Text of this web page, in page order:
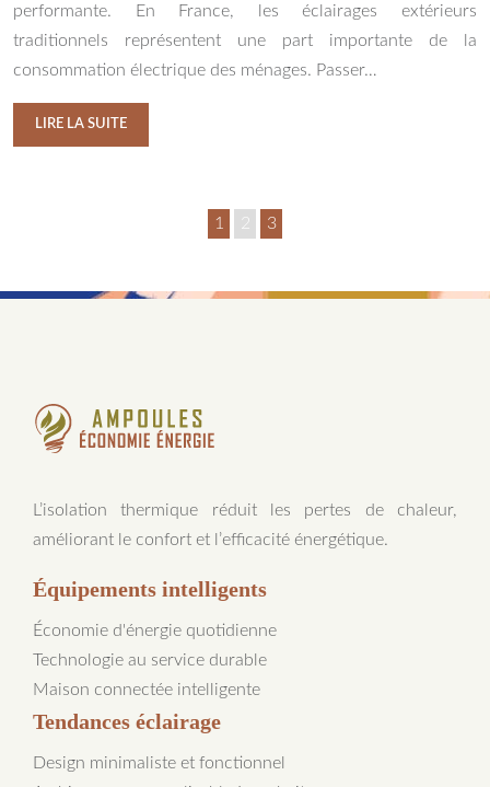
performante. En France, les éclairages extérieurs
traditionnels représentent une part importante de la
consommation électrique des ménages. Passer…
LIRE LA SUITE
1 2 3
L’isolation thermique réduit les pertes de chaleur,
améliorant le confort et l’efficacité énergétique.
Équipements intelligents
Économie d'énergie quotidienne
Technologie au service durable
Maison connectée intelligente
Tendances éclairage
Design minimaliste et fonctionnel